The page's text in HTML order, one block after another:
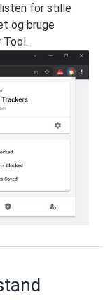
for stille
og bruge
Tool.